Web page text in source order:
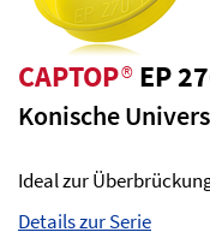
CAPTOP®EP
Konische
Ideal zur
Details zur Serie